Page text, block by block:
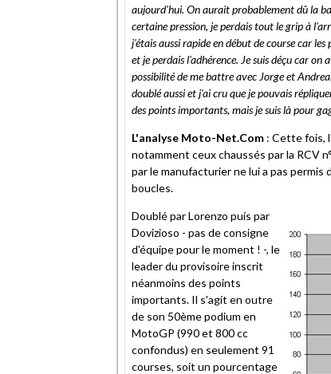
aujourd'hui. On aurait probablement dû la
certaine pression, je perdais tout le grip à
j'étais aussi rapide en début de course car
et je perdais l'adhérence. Je suis déçu car
possibilité de me battre avec Jorge et
doublé aussi et j'ai cru que je pouvais
des points importants, mais je suis là pour
L'analyse Moto-Net.Com : Cette fois,
notamment ceux chaussés par la RCV
par le manufacturier ne lui a pas
boucles.
Doublé par Lorenzo puis par
Dovizioso - pas de consigne
d'équipe pour le moment ! -, le
leader du provisoire inscrit
néanmoins des points
importants. Il s'agit en outre
de son 50ème podium en
MotoGP (990 et 800 cc
confondus) en seulement 91
courses, soit un pourcentage